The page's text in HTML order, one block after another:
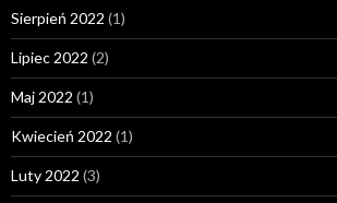
Sierpień 2022 (1)
Lipiec 2022 (2)
Maj 2022 (1)
Kwiecień 2022 (1)
Luty 2022 (3)